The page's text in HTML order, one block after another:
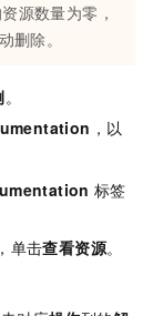
源数量为零，
删除。
。
，以
标签
单击查看资源。